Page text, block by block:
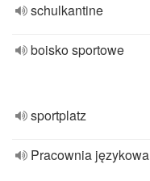
schulkantine
boisko sportowe
sportplatz
Pracownia językowa